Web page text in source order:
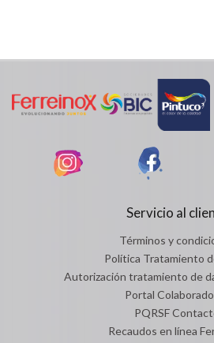
Servicio al
Términos y
Política Tratamiento
Autorización tratamiento de
Portal
PQRSF
Recaudos en línea